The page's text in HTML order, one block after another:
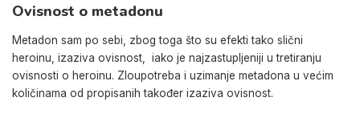
Ovisnost o metadonu
Metadon sam po sebi, zbog toga što su efekti tako slični
heroinu, izaziva ovisnost,
iako je najzastupljeniji u tretiranju
ovisnosti o heroinu. Zloupotreba i uzimanje metadona u većim
količinama od propisanih također izaziva ovisnost.